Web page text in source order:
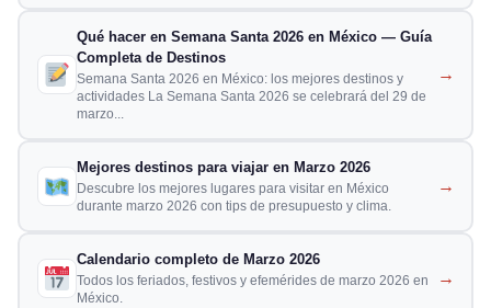
Qué hacer en Semana Santa 2026 en México — Guía
Completa de Destinos
Semana Santa 2026 en México: los mejores destinos y
actividades La Semana Santa 2026 se celebrará del 29 de
marzo...
→
Mejores destinos para viajar en Marzo 2026
Descubre los mejores lugares para visitar en México
durante marzo 2026 con tips de presupuesto y clima.
→
Calendario completo de Marzo 2026
Todos los feriados, festivos y efemérides de marzo 2026 en
México.
→